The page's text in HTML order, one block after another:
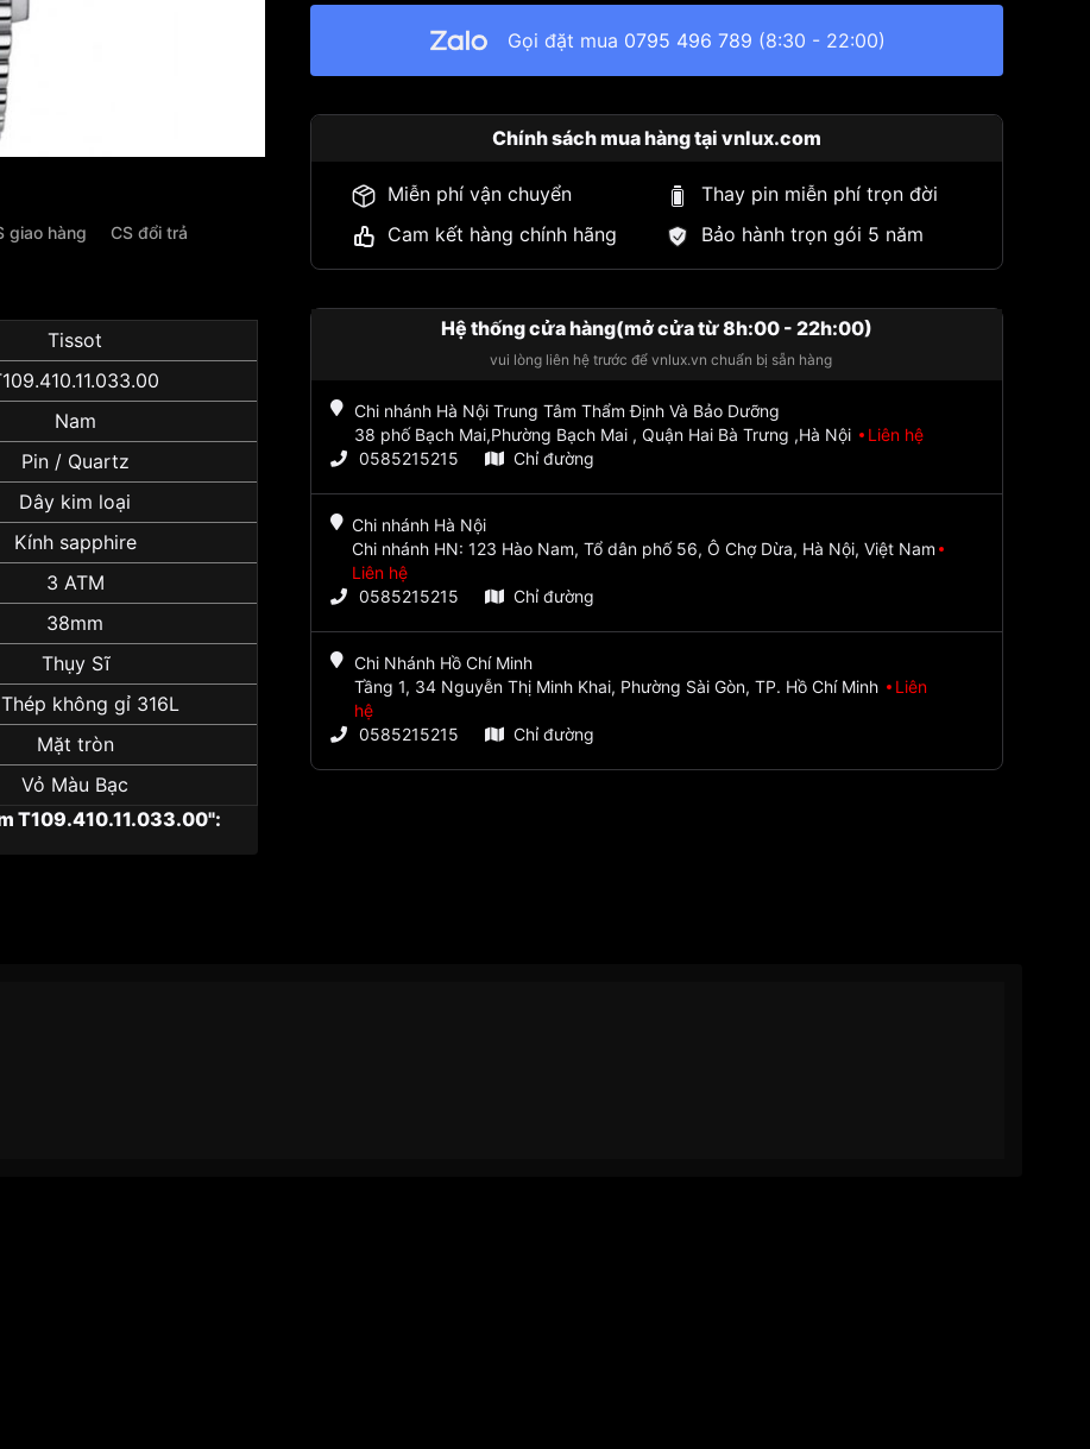
giao hàng CS đổi trả
Tissot
Nam
Pin / Quartz
Dây kim loại
Kính sapphire
3 ATM
38mm
Thụy Sĩ
không gỉ 316L
Mặt tròn
Vỏ Màu Bạc
T109.410.11.033.00":
Gọi đặt mua 0795 496 789 (8:30 - 22:00)
Chính sách mua hàng tại vnlux.com
Miễn phí vận chuyển
Thay pin miễn phí trọn đời
Cam kết hàng chính hãng
Bảo hành trọn gói 5 năm
Hệ thống cửa hàng(mở cửa từ 8h:00 - 22h:00)
vui lòng liên hệ trước để vnlux.vn chuẩn bị sẵn hàng
Chi nhánh Hà Nội Trung Tâm Thẩm Định Và Bảo Dưỡng
38 phố Bạch Mai,Phường Bạch Mai , Quận Hai Bà Trưng ,Hà Nội
Liên hệ
0585215215
Chỉ đường
Chi nhánh Hà Nội
Chi nhánh HN: 123 Hào Nam, Tổ dân phố 56, Ô Chợ Dừa, Hà Nội, Việt Nam
Liên hệ
0585215215
Chỉ đường
Chi Nhánh Hồ Chí Minh
Tầng 1, 34 Nguyễn Thị Minh Khai, Phường Sài Gòn, TP. Hồ Chí Minh
Liên
hệ
0585215215
Chỉ đường